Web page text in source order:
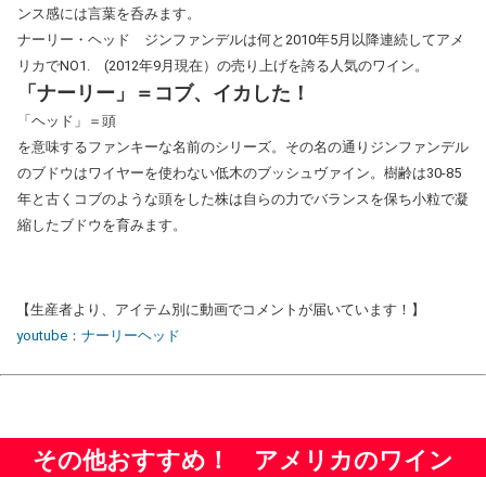
ンス感には言葉を呑みます。
ナーリー・ヘッド ジンファンデルは何と2010年5月以降連続してアメ
リカでNO1. (2012年9月現在）の売り上げを誇る人気のワイン。
「ナーリー」＝コブ、イカした！
「ヘッド」＝頭
を意味するファンキーな名前のシリーズ。その名の通りジンファンデル
のブドウはワイヤーを使わない低木のブッシュヴァイン。樹齢は30-85
年と古くコブのような頭をした株は自らの力でバランスを保ち小粒で凝
縮したブドウを育みます。
【生産者より、アイテム別に動画でコメントが届いています！】
youtube：ナーリーヘッド
その他おすすめ！ アメリカのワイン